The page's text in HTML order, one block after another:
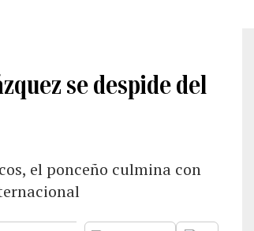
se despide del
el ponceño culmina con